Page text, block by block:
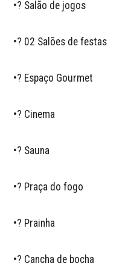
•? Salão de jogos
•? 02 Salões de festas
•? Espaço Gourmet
•? Cinema
•? Sauna
•? Praça do fogo
•? Prainha
•? Cancha de bocha